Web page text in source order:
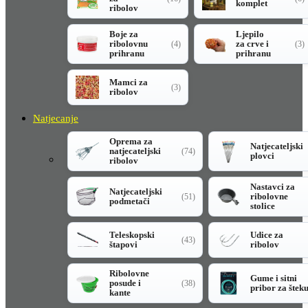
ribolov
komplet
Boje za
ribolovnu
prihranu
(4)
Ljepilo
za crve i
prihranu
(3)
Mamci za
ribolov
(3)
Natjecanje
Oprema za
natjecateljski
ribolov
(74)
Natjecateljski
plovci
Natjecateljski
podmetači
(51)
Nastavci za
ribolovne
stolice
Teleskopski
štapovi
(43)
Udice za
ribolov
Ribolovne
posude i
kante
(38)
Gume i sitni
pribor za šteku